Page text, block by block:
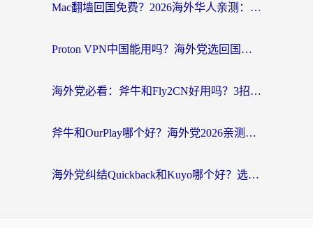
Mac翻墙回国免费？2026海外华人亲测：从CCTV5直播到国内APP，这样选加速器才靠谱
Proton VPN中国能用吗？海外党选回国加速器的避坑指南（附番茄加速器实测）
海外党必看：斧牛和Fly2CN好用吗？3招教你选对回国加速器（附免费试用攻略）
斧牛和OurPlay哪个好？海外党2026亲测：选对加速器，国内资源秒加载
海外党纠结Quickback和Kuyo哪个好？选对回国加速器才能无缝刷国内资源